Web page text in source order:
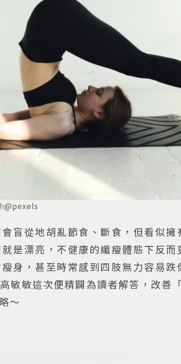
@pexels
盲從地胡亂節食、斷食，但看似
是漂亮，不健康的纖瘦體態下反
身，甚至時常感到四肢無力容易
敏敏這次便精闢為讀者解答，改善
～